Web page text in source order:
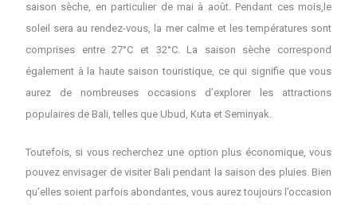
saison sèche, en particulier de mai à août. Pendant ces mois, le
soleil sera au rendez-vous, la mer calme et es températures sont
comprises entre 27°C et 32°C. La saison sèche correspond
également à la haute saison touristique, ce qui signifie que vous
aurez de nombreuses occasions d’explorer les attractions
populaires de Bali, telles que Ubud, Kuta et Seminyak.
Toutefois, si vous recherchez une option plus économique, vous
pouvez envisager de visiter Bali pendant la saison des pluies. Bien
qu’elles soient parfois abondantes, vous aurez toujours l’occasion